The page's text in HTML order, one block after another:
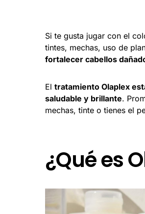
Si te gusta jugar con el
tintes, mechas, uso de
fortalecer cabellos
El tratamiento Olaplex
saludable y brillante.
mechas, tinte o tienes el
¿Qué es